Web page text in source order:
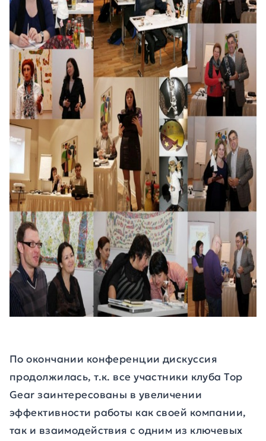
По окончании конференции дискуссия
продолжилась, т.к. все участники клуба Top
Gear заинтересованы в увеличении
эффективности работы как своей компании,
так и взаимодействия с одним из ключевых